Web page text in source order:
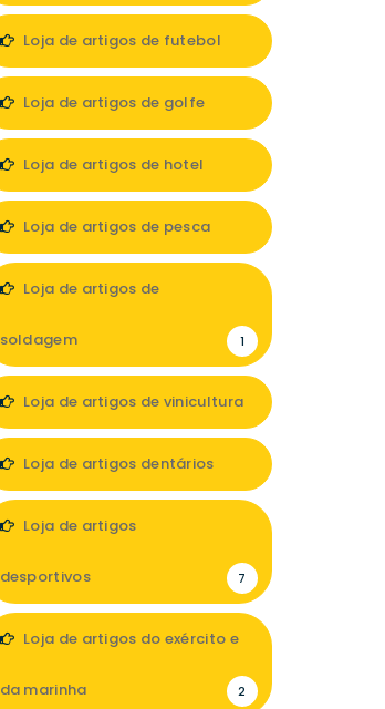
Loja de artigos de futebol
Loja de artigos de golfe
Loja de artigos de hotel
Loja de artigos de pesca
Loja de artigos de
soldagem 1
Loja de artigos de vinicultura
Loja de artigos dentários
Loja de artigos
desportivos 7
Loja de artigos do exército e
da marinha 2